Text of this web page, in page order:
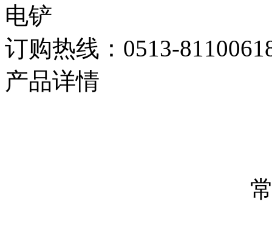
电铲
订购热线： 0513-
产品详情